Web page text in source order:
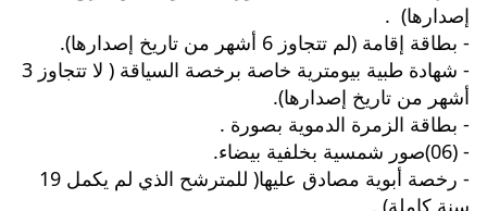
إصدارها)  .
- بطاقة إقامة (لم تتجاوز 6 أشهر من تاريخ إصدارها).
أشهر من تاريخ إصدارها).
- بطاقة الزمرة الدموية بصورة .
- (06)صور شمسية بخلفية بيضاء.
سنة كاملة) .